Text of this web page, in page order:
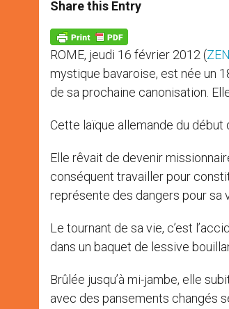
s
p
p
e
g
e
r
b
k
Share this Entry
ROME, jeudi 16 février 2012 (
mystique bavaroise, est née un
de sa prochaine canonisation.
Cette laïque allemande du début
Elle rêvait de devenir
conséquent travailler pour
représente des dangers pour sa
Le tournant de sa vie, c’est
dans un baquet de lessive
Brûlée jusqu’à mi-jambe, elle
avec des pansements changés